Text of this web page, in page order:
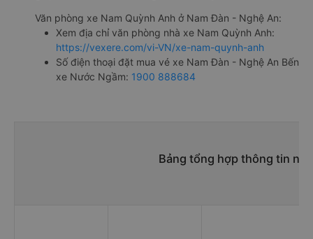
Văn phòng xe Nam Quỳnh Anh ở Nam Đàn - Nghệ An:
Xem địa chỉ văn phòng nhà xe Nam Quỳnh Anh:
https://vexere.com/vi-VN/xe-nam-quynh-anh
Số điện thoại đặt mua vé xe Nam Đàn - Nghệ An Bến
xe Nước Ngầm: 1900 888684
Bảng tổng hợp thông tin